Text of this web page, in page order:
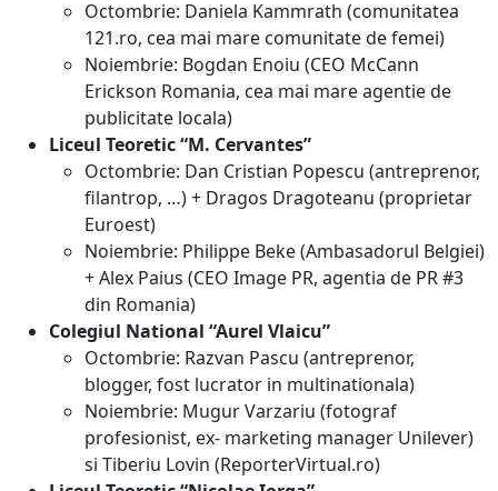
Octombrie: Daniela Kammrath (comunitatea
121.ro, cea mai mare comunitate de femei)
Noiembrie: Bogdan Enoiu (CEO McCann
Erickson Romania, cea mai mare agentie de
publicitate locala)
Liceul Teoretic “M. Cervantes”
Octombrie: Dan Cristian Popescu (antreprenor,
filantrop, …) + Dragos Dragoteanu (proprietar
Euroest)
Noiembrie: Philippe Beke (Ambasadorul Belgiei)
+ Alex Paius (CEO Image PR, agentia de PR #3
din Romania)
Colegiul National “Aurel Vlaicu”
Octombrie: Razvan Pascu (antreprenor,
blogger, fost lucrator in multinationala)
Noiembrie: Mugur Varzariu (fotograf
profesionist, ex- marketing manager Unilever)
si Tiberiu Lovin (ReporterVirtual.ro)